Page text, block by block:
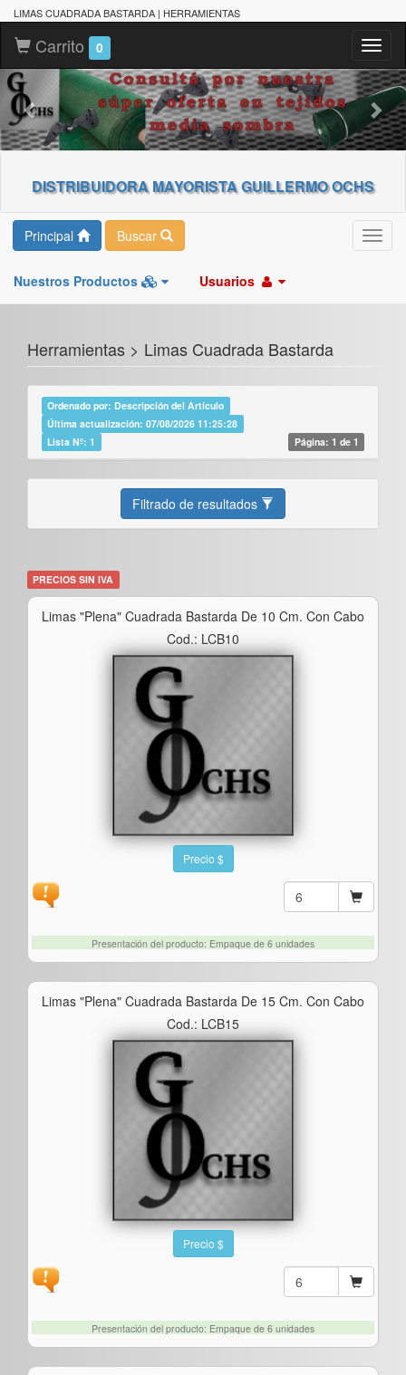
LIMAS CUADRADA BASTARDA | HERRAMIENTAS
Carrito 0
DISTRIBUIDORA MAYORISTA GUILLERMO OCHS
Principal Buscar
Nuestros Productos Usuarios
Herramientas > Limas Cuadrada Bastarda
Ordenado por: Descripción del Artículo
Última actualización: 07/08/2026 11:25:28
Lista Nº: 1
Página: 1 de 1
Filtrado de resultados
PRECIOS SIN IVA
Limas "plena" Cuadrada Bastarda De 10 Cm. Con Cabo
Cod.: LCB10
Precio $
Presentación del producto: Empaque de 6 unidades
Limas "plena" Cuadrada Bastarda De 15 Cm. Con Cabo
Cod.: LCB15
Precio $
Presentación del producto: Empaque de 6 unidades